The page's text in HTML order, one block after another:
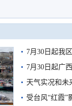
7月30日起我
7月30日起广
天气实况和未
受台风“红霞”